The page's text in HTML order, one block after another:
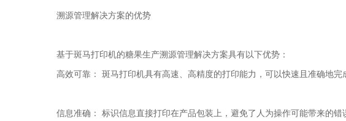
溯源管理解决方案的优势
基于斑马打印机的糖果生产溯源管理解决方案具有以下优势：
高效可靠： 斑马打印机具有高速、高精度的打印能力，可以快速且准确地完
信息准确： 标识信息直接打印在产品包装上，避免了人为操作可能带来的错